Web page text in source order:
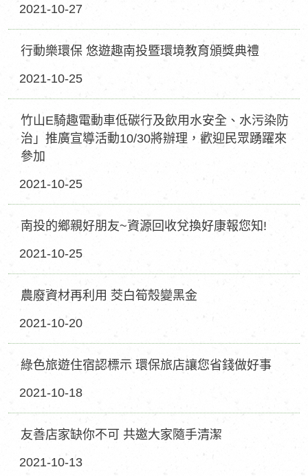
2021-10-27
行動樂環保 悠遊趣南投暨環境教育頒獎典禮
2021-10-25
竹山E騎趣電動車低碳行及飲用水安全、水污染防
治」推廣宣導活動10/30將辦理，歡迎民眾踴躍來
參加
2021-10-25
南投的鄉親好朋友~資源回收兌換好康報您知!
2021-10-25
農廢資材再利用 茭白筍殼變黑金
2021-10-20
綠色旅遊住宿認標示 環保旅店讓您省錢做好事
2021-10-18
友善店家缺你不可 共邀大家隨手清潔
2021-10-13